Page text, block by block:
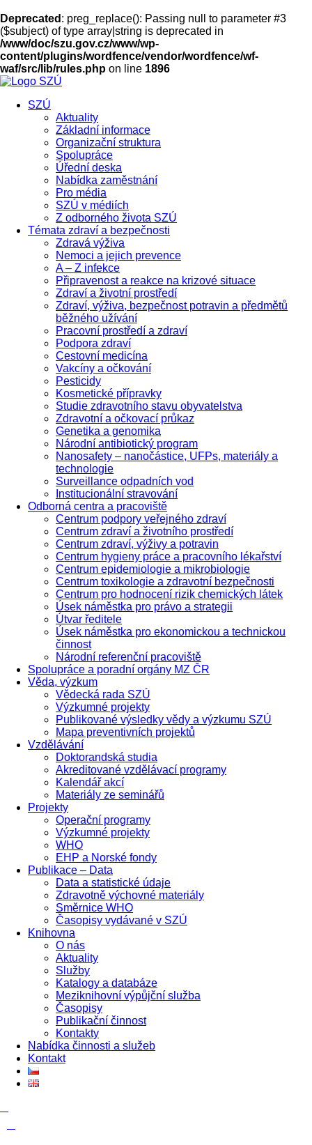
Deprecated : preg_replace(): Passing null to parameter #3
($subject) of type array|string is deprecated in
/www/doc/szu.gov.cz/www/wp-
content/plugins/wordfence/vendor/wordfence/wf-
waf/src/lib/rules.php on line 1896
SZÚ
Aktuality
Základní informace
Organizační struktura
Spolupráce
Úřední deska
Nabídka zaměstnání
Pro média
SZÚ v médiích
Z odborného života SZÚ
Témata zdraví a bezpečnosti
Zdravá výživa
Nemoci a jejich prevence
A – Z infekce
Připravenost a reakce na krizové situace
Zdraví a životní prostředí
Zdraví, výživa, bezpečnost potravin a předmětů
běžného užívání
Pracovní prostředí a zdraví
Podpora zdraví
Cestovní medicína
Vakcíny a očkování
Pesticidy
Kosmetické přípravky
Studie zdravotního stavu obyvatelstva
Zdravotní a očkovací průkaz
Genetika a genomika
Národní antibiotický program
Nanosafety – nanočástice, UFPs, materiály a
technologie
Surveillance odpadních vod
Institucionální stravování
Odborná centra a pracoviště
Centrum podpory veřejného zdraví
Centrum zdraví a životního prostředí
Centrum zdraví, výživy a potravin
Centrum hygieny práce a pracovního lékařství
Centrum epidemiologie a mikrobiologie
Centrum toxikologie a zdravotní bezpečnosti
Centrum pro hodnocení rizik chemických látek
Úsek náměstka pro právo a strategii
Útvar ředitele
Úsek náměstka pro ekonomickou a technickou
činnost
Národní referenční pracoviště
Spolupráce a poradní orgány MZ ČR
Věda, výzkum
Vědecká rada SZÚ
Výzkumné projekty
Publikované výsledky vědy a výzkumu SZÚ
Mapa preventivních projektů
Vzdělávání
Doktorandská studia
Akreditované vzdělávací programy
Kalendář akcí
Materiály ze seminářů
Projekty
Operační programy
Výzkumné projekty
WHO
EHP a Norské fondy
Publikace – Data
Data a statistické údaje
Zdravotně výchovné materiály
Směrnice WHO
Časopisy vydávané v SZÚ
Knihovna
O nás
Aktuality
Služby
Katalogy a databáze
Meziknihovní výpůjční služba
Časopisy
Publikační činnost
Kontakty
Nabídka činnosti a služeb
Kontakt